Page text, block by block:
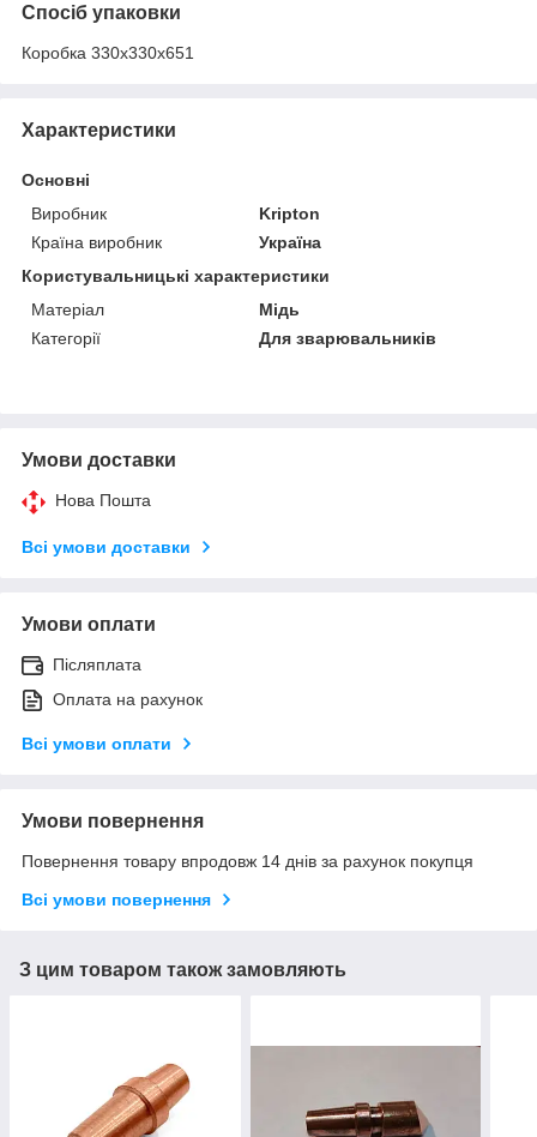
Спосіб упаковки
Коробка 330х330х651
Характеристики
Основні
Виробник
Kripton
Країна виробник
Україна
Користувальницькі характеристики
Матеріал
Мідь
Категорії
Для зварювальників
Умови доставки
Нова Пошта
Всі умови доставки
Умови оплати
Післяплата
Оплата на рахунок
Всі умови оплати
Умови повернення
Повернення товару впродовж 14 днів за рахунок покупця
Всі умови повернення
З цим товаром також замовляють